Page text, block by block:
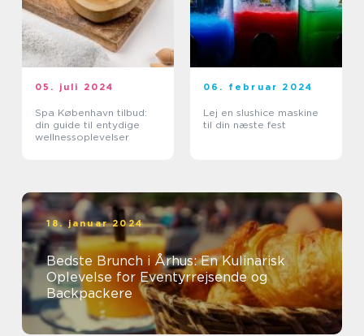
05. juli 2024
Spa København tilbud:
din guide til entydige
wellnessoplevelser
06. februar 2024
Lej en slushice maskine
til din næste fest
18. januar 2024
Bedste Brunch i Århus: En Kulinarisk
Oplevelse for Eventyrrejsende og
Backpackere